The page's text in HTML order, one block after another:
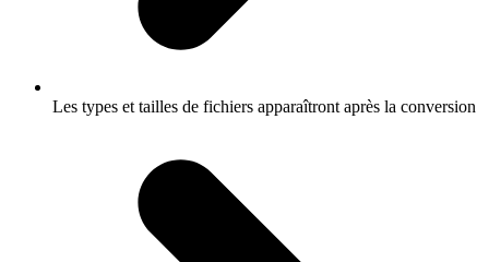
Les types et tailles de fichiers apparaîtront après la conversion